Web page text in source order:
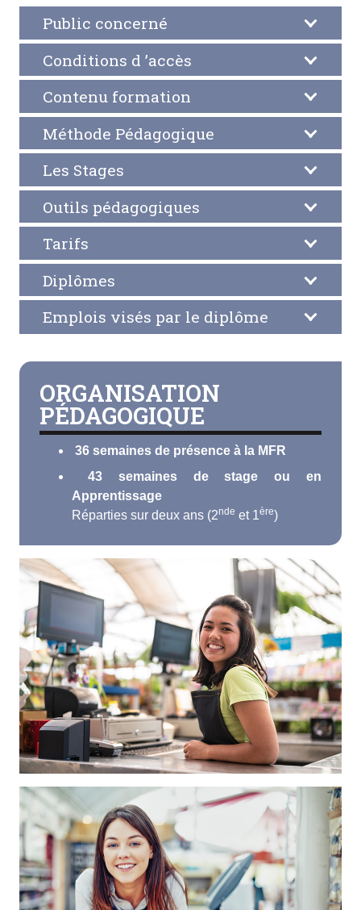
Public concerné
Conditions d ’accès
Contenu formation
Méthode Pédagogique
Les Stages
Outils pédagogiques
Tarifs
Diplômes
Emplois visés par le diplôme
ORGANISATION
PÉDAGOGIQUE
36 semaines de présence à la MFR
43 semaines de stage ou en
Apprentissage
Réparties sur deux ans (2nde et 1ère)